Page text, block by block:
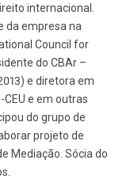
internacional.
da empresa na
Council for
do CBAr –
e diretora em
e em outras
do grupo de
projeto de
Mediação. Sócia do